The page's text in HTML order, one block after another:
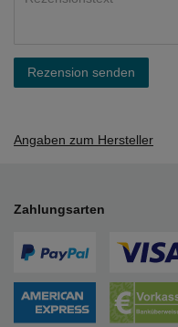
Rezension senden
Angaben zum Hersteller
Zahlungsarten